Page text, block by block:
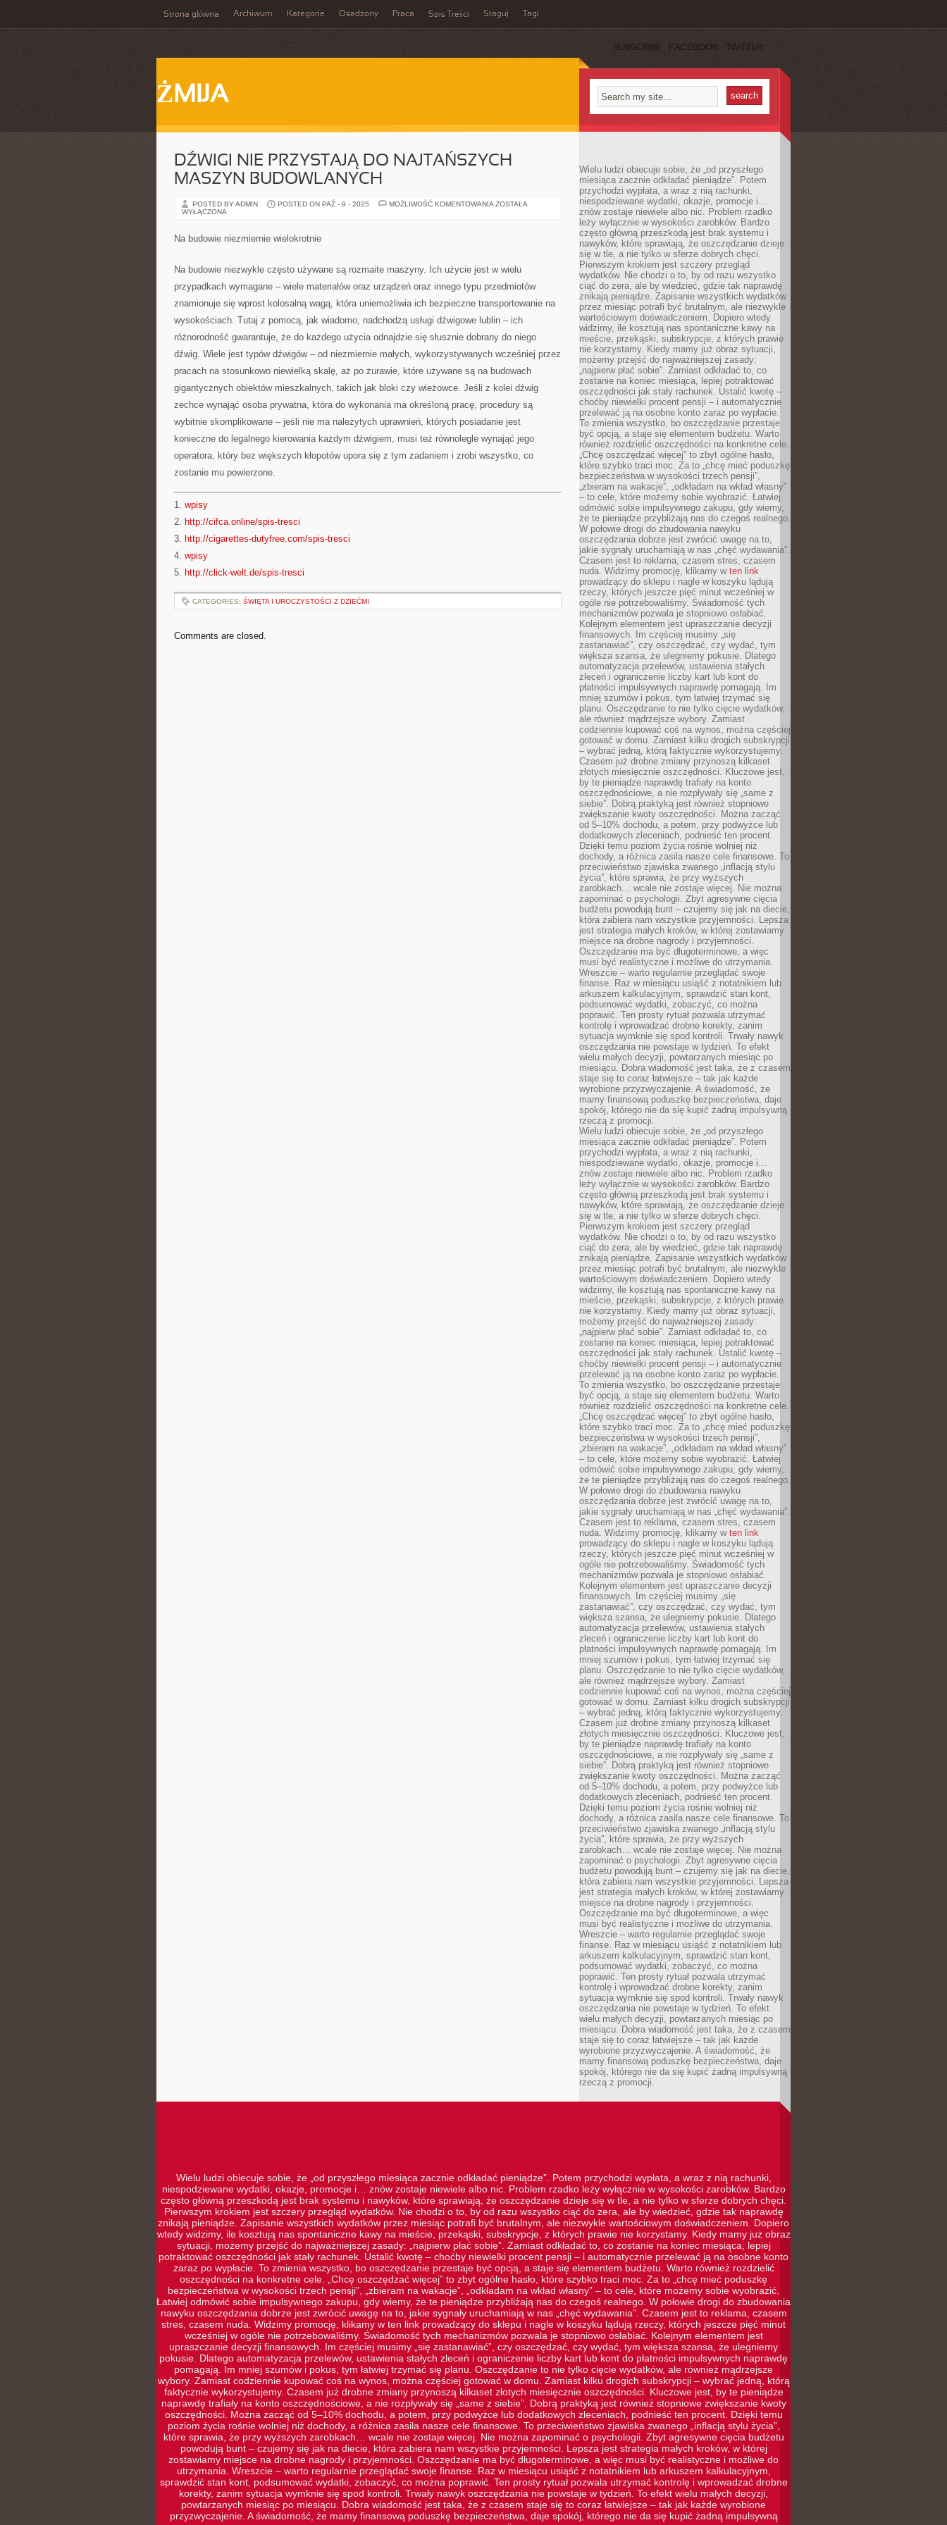
Strona główna Archiwum Kategorie Osadzony Praca Spis Treści Staguj Tagi
SUBSCRIBE FACEBOOK TWITTER
ŻMIJA
DŹWIGI NIE PRZYSTAJĄ DO NAJTAŃSZYCH
MASZYN BUDOWLANYCH
POSTED BY ADMIN POSTED ON PAŹ - 9 - 2025 MOŻLIWOŚĆ KOMENTOWANIA DŹWIGI
ZOSTAŁA
WYŁĄCZONA
Na budowie niezmiernie wielokrotnie
Na budowie niezwykle często używane są rozmaite maszyny. Ich użycie jest w wielu
przypadkach wymagane – wiele materiałów oraz urządzeń oraz innego typu przedmiotów
znamionuje się wprost kolosalną wagą, która uniemożliwia ich bezpieczne transportowanie na
wysokościach. Tutaj z pomocą, jak wiadomo, nadchodzą usługi dźwigowe lublin – ich
różnorodność gwarantuje, że do każdego użycia odnajdzie się słusznie dobrany do niego
dźwig. Wiele jest typów dźwigów – od niezmiernie małych, wykorzystywanych wcześniej przez
pracach na stosunkowo niewielką skalę, aż po żurawie, które używane są na budowach
gigantycznych obiektów mieszkalnych, takich jak bloki czy wieżowce. Jeśli z kolei dźwig
zechce wynająć osoba prywatna, która do wykonania ma określoną pracę, procedury są
wybitnie skomplikowane – jeśli nie ma należytych uprawnień, których posiadanie jest
konieczne do legalnego kierowania każdym dźwigiem, musi też równolegle wynająć jego
operatora, który bez większych kłopotów upora się z tym zadaniem i zrobi wszystko, co
zostanie mu powierzone.
1. wpisy
2. http://cifca.online/spis-tresci
3. http://cigarettes-dutyfree.com/spis-tresci
4. wpisy
5. http://click-welt.de/spis-tresci
CATEGORIES: ŚWIĘTA I UROCZYSTOŚCI Z DZIEĆMI
Comments are closed.
Wielu ludzi obiecuje sobie, że „od przyszłego
miesiąca zacznie odkładać pieniądze”. Potem
przychodzi wypłata, a wraz z nią rachunki,
niespodziewane wydatki, okazje, promocje i…
znów zostaje niewiele albo nic. Problem rzadko
leży wyłącznie w wysokości zarobków. Bardzo
często główną przeszkodą jest brak systemu i
nawyków, które sprawiają, że oszczędzanie dzieje
się w tle, a nie tylko w sferze dobrych chęci.
Pierwszym krokiem jest szczery przegląd
wydatków. Nie chodzi o to, by od razu wszystko
ciąć do zera, ale by wiedzieć, gdzie tak naprawdę
znikają pieniądze. Zapisanie wszystkich wydatków
przez miesiąc potrafi być brutalnym, ale niezwykle
wartościowym doświadczeniem. Dopiero wtedy
widzimy, ile kosztują nas spontaniczne kawy na
mieście, przekąski, subskrypcje, z których prawie
nie korzystamy. Kiedy mamy już obraz sytuacji,
możemy przejść do najważniejszej zasady:
„najpierw płać sobie”. Zamiast odkładać to, co
zostanie na koniec miesiąca, lepiej potraktować
oszczędności jak stały rachunek. Ustalić kwotę –
choćby niewielki procent pensji – i automatycznie
przelewać ją na osobne konto zaraz po wypłacie.
To zmienia wszystko, bo oszczędzanie przestaje
być opcją, a staje się elementem budżetu. Warto
również rozdzielić oszczędności na konkretne cele.
„Chcę oszczędzać więcej” to zbyt ogólne hasło,
które szybko traci moc. Za to „chcę mieć poduszkę
bezpieczeństwa w wysokości trzech pensji”,
„zbieram na wakacje”, „odkładam na wkład własny”
– to cele, które możemy sobie wyobrazić. Łatwiej
odmówić sobie impulsywnego zakupu, gdy wiemy,
że te pieniądze przybliżają nas do czegoś realnego.
W połowie drogi do zbudowania nawyku
oszczędzania dobrze jest zwrócić uwagę na to,
jakie sygnały uruchamiają w nas „chęć wydawania”.
Czasem jest to reklama, czasem stres, czasem
nuda. Widzimy promocję, klikamy w ten link
prowadzący do sklepu i nagle w koszyku lądują
rzeczy, których jeszcze pięć minut wcześniej w
ogóle nie potrzebowaliśmy. Świadomość tych
mechanizmów pozwala je stopniowo osłabiać.
Kolejnym elementem jest upraszczanie decyzji
finansowych. Im częściej musimy „się
zastanawiać”, czy oszczędzać, czy wydać, tym
większa szansa, że ulegniemy pokusie. Dlatego
automatyzacja przelewów, ustawienia stałych
zleceń i ograniczenie liczby kart lub kont do
płatności impulsywnych naprawdę pomagają. Im
mniej szumów i pokus, tym łatwiej trzymać się
planu. Oszczędzanie to nie tylko cięcie wydatków,
ale również mądrzejsze wybory. Zamiast
codziennie kupować coś na wynos, można częściej
gotować w domu. Zamiast kilku drogich subskrypcji
– wybrać jedną, którą faktycznie wykorzystujemy.
Czasem już drobne zmiany przynoszą kilkaset
złotych miesięcznie oszczędności. Kluczowe jest,
by te pieniądze naprawdę trafiały na konto
oszczędnościowe, a nie rozpływały się „same z
siebie”. Dobrą praktyką jest również stopniowe
zwiększanie kwoty oszczędności. Można zacząć
od 5–10% dochodu, a potem, przy podwyżce lub
dodatkowych zleceniach, podnieść ten procent.
Dzięki temu poziom życia rośnie wolniej niż
dochody, a różnica zasila nasze cele finansowe. To
przeciwieństwo zjawiska zwanego „inflacją stylu
życia”, które sprawia, że przy wyższych
zarobkach… wcale nie zostaje więcej. Nie można
zapominać o psychologii. Zbyt agresywne cięcia
budżetu powodują bunt – czujemy się jak na diecie,
która zabiera nam wszystkie przyjemności. Lepsza
jest strategia małych kroków, w której zostawiamy
miejsce na drobne nagrody i przyjemności.
Oszczędzanie ma być długoterminowe, a więc
musi być realistyczne i możliwe do utrzymania.
Wreszcie – warto regularnie przeglądać swoje
finanse. Raz w miesiącu usiąść z notatnikiem lub
arkuszem kalkulacyjnym, sprawdzić stan kont,
podsumować wydatki, zobaczyć, co można
poprawić. Ten prosty rytuał pozwala utrzymać
kontrolę i wprowadzać drobne korekty, zanim
sytuacja wymknie się spod kontroli. Trwały nawyk
oszczędzania nie powstaje w tydzień. To efekt
wielu małych decyzji, powtarzanych miesiąc po
miesiącu. Dobra wiadomość jest taka, że z czasem
staje się to coraz łatwiejsze – tak jak każde
wyrobione przyzwyczajenie. A świadomość, że
mamy finansową poduszkę bezpieczeństwa, daje
spokój, którego nie da się kupić żadną impulsywną
rzeczą z promocji.
Wielu ludzi obiecuje sobie, że „od przyszłego
miesiąca zacznie odkładać pieniądze”. Potem
przychodzi wypłata, a wraz z nią rachunki,
niespodziewane wydatki, okazje, promocje i…
znów zostaje niewiele albo nic. Problem rzadko
leży wyłącznie w wysokości zarobków. Bardzo
często główną przeszkodą jest brak systemu i
nawyków, które sprawiają, że oszczędzanie dzieje
się w tle, a nie tylko w sferze dobrych chęci.
Pierwszym krokiem jest szczery przegląd
wydatków. Nie chodzi o to, by od razu wszystko
ciąć do zera, ale by wiedzieć, gdzie tak naprawdę
znikają pieniądze. Zapisanie wszystkich wydatków
przez miesiąc potrafi być brutalnym, ale niezwykle
wartościowym doświadczeniem. Dopiero wtedy
widzimy, ile kosztują nas spontaniczne kawy na
mieście, przekąski, subskrypcje, z których prawie
nie korzystamy. Kiedy mamy już obraz sytuacji,
możemy przejść do najważniejszej zasady:
„najpierw płać sobie”. Zamiast odkładać to, co
zostanie na koniec miesiąca, lepiej potraktować
oszczędności jak stały rachunek. Ustalić kwotę –
choćby niewielki procent pensji – i automatycznie
przelewać ją na osobne konto zaraz po wypłacie.
To zmienia wszystko, bo oszczędzanie przestaje
być opcją, a staje się elementem budżetu. Warto
również rozdzielić oszczędności na konkretne cele.
„Chcę oszczędzać więcej” to zbyt ogólne hasło,
które szybko traci moc. Za to „chcę mieć poduszkę
bezpieczeństwa w wysokości trzech pensji”,
„zbieram na wakacje”, „odkładam na wkład własny”
– to cele, które możemy sobie wyobrazić. Łatwiej
odmówić sobie impulsywnego zakupu, gdy wiemy,
że te pieniądze przybliżają nas do czegoś realnego.
W połowie drogi do zbudowania nawyku
oszczędzania dobrze jest zwrócić uwagę na to,
jakie sygnały uruchamiają w nas „chęć wydawania”.
Czasem jest to reklama, czasem stres, czasem
nuda. Widzimy promocję, klikamy w ten link
prowadzący do sklepu i nagle w koszyku lądują
rzeczy, których jeszcze pięć minut wcześniej w
ogóle nie potrzebowaliśmy. Świadomość tych
mechanizmów pozwala je stopniowo osłabiać.
Kolejnym elementem jest upraszczanie decyzji
finansowych. Im częściej musimy „się
zastanawiać”, czy oszczędzać, czy wydać, tym
większa szansa, że ulegniemy pokusie. Dlatego
automatyzacja przelewów, ustawienia stałych
zleceń i ograniczenie liczby kart lub kont do
płatności impulsywnych naprawdę pomagają. Im
mniej szumów i pokus, tym łatwiej trzymać się
planu. Oszczędzanie to nie tylko cięcie wydatków,
ale również mądrzejsze wybory. Zamiast
codziennie kupować coś na wynos, można częściej
gotować w domu. Zamiast kilku drogich subskrypcji
– wybrać jedną, którą faktycznie wykorzystujemy.
Czasem już drobne zmiany przynoszą kilkaset
złotych miesięcznie oszczędności. Kluczowe jest,
by te pieniądze naprawdę trafiały na konto
oszczędnościowe, a nie rozpływały się „same z
siebie”. Dobrą praktyką jest również stopniowe
zwiększanie kwoty oszczędności. Można zacząć
od 5–10% dochodu, a potem, przy podwyżce lub
dodatkowych zleceniach, podnieść ten procent.
Dzięki temu poziom życia rośnie wolniej niż
dochody, a różnica zasila nasze cele finansowe. To
przeciwieństwo zjawiska zwanego „inflacją stylu
życia”, które sprawia, że przy wyższych
zarobkach… wcale nie zostaje więcej. Nie można
zapominać o psychologii. Zbyt agresywne cięcia
budżetu powodują bunt – czujemy się jak na diecie,
która zabiera nam wszystkie przyjemności. Lepsza
jest strategia małych kroków, w której zostawiamy
miejsce na drobne nagrody i przyjemności.
Oszczędzanie ma być długoterminowe, a więc
musi być realistyczne i możliwe do utrzymania.
Wreszcie – warto regularnie przeglądać swoje
finanse. Raz w miesiącu usiąść z notatnikiem lub
arkuszem kalkulacyjnym, sprawdzić stan kont,
podsumować wydatki, zobaczyć, co można
poprawić. Ten prosty rytuał pozwala utrzymać
kontrolę i wprowadzać drobne korekty, zanim
sytuacja wymknie się spod kontroli. Trwały nawyk
oszczędzania nie powstaje w tydzień. To efekt
wielu małych decyzji, powtarzanych miesiąc po
miesiącu. Dobra wiadomość jest taka, że z czasem
staje się to coraz łatwiejsze – tak jak każde
wyrobione przyzwyczajenie. A świadomość, że
mamy finansową poduszkę bezpieczeństwa, daje
spokój, którego nie da się kupić żadną impulsywną
rzeczą z promocji.
Wielu ludzi obiecuje sobie, że „od przyszłego miesiąca zacznie odkładać pieniądze”. Potem przychodzi wypłata, a wraz z nią rachunki,
niespodziewane wydatki, okazje, promocje i… znów zostaje niewiele albo nic. Problem rzadko leży wyłącznie w wysokości zarobków. Bardzo
często główną przeszkodą jest brak systemu i nawyków, które sprawiają, że oszczędzanie dzieje się w tle, a nie tylko w sferze dobrych chęci.
Pierwszym krokiem jest szczery przegląd wydatków. Nie chodzi o to, by od razu wszystko ciąć do zera, ale by wiedzieć, gdzie tak naprawdę
znikają pieniądze. Zapisanie wszystkich wydatków przez miesiąc potrafi być brutalnym, ale niezwykle wartościowym doświadczeniem. Dopiero
wtedy widzimy, ile kosztują nas spontaniczne kawy na mieście, przekąski, subskrypcje, z których prawie nie korzystamy. Kiedy mamy już obraz
sytuacji, możemy przejść do najważniejszej zasady: „najpierw płać sobie”. Zamiast odkładać to, co zostanie na koniec miesiąca, lepiej
potraktować oszczędności jak stały rachunek. Ustalić kwotę – choćby niewielki procent pensji – i automatycznie przelewać ją na osobne konto
zaraz po wypłacie. To zmienia wszystko, bo oszczędzanie przestaje być opcją, a staje się elementem budżetu. Warto również rozdzielić
oszczędności na konkretne cele. „Chcę oszczędzać więcej” to zbyt ogólne hasło, które szybko traci moc. Za to „chcę mieć poduszkę
bezpieczeństwa w wysokości trzech pensji”, „zbieram na wakacje”, „odkładam na wkład własny” – to cele, które możemy sobie wyobrazić.
Łatwiej odmówić sobie impulsywnego zakupu, gdy wiemy, że te pieniądze przybliżają nas do czegoś realnego. W połowie drogi do zbudowania
nawyku oszczędzania dobrze jest zwrócić uwagę na to, jakie sygnały uruchamiają w nas „chęć wydawania”. Czasem jest to reklama, czasem
stres, czasem nuda. Widzimy promocję, klikamy w ten link prowadzący do sklepu i nagle w koszyku lądują rzeczy, których jeszcze pięć minut
wcześniej w ogóle nie potrzebowaliśmy. Świadomość tych mechanizmów pozwala je stopniowo osłabiać. Kolejnym elementem jest
upraszczanie decyzji finansowych. Im częściej musimy „się zastanawiać”, czy oszczędzać, czy wydać, tym większa szansa, że ulegniemy
pokusie. Dlatego automatyzacja przelewów, ustawienia stałych zleceń i ograniczenie liczby kart lub kont do płatności impulsywnych naprawdę
pomagają. Im mniej szumów i pokus, tym łatwiej trzymać się planu. Oszczędzanie to nie tylko cięcie wydatków, ale również mądrzejsze
wybory. Zamiast codziennie kupować coś na wynos, można częściej gotować w domu. Zamiast kilku drogich subskrypcji – wybrać jedną, którą
faktycznie wykorzystujemy. Czasem już drobne zmiany przynoszą kilkaset złotych miesięcznie oszczędności. Kluczowe jest, by te pieniądze
naprawdę trafiały na konto oszczędnościowe, a nie rozpływały się „same z siebie”. Dobrą praktyką jest również stopniowe zwiększanie kwoty
oszczędności. Można zacząć od 5–10% dochodu, a potem, przy podwyżce lub dodatkowych zleceniach, podnieść ten procent. Dzięki temu
poziom życia rośnie wolniej niż dochody, a różnica zasila nasze cele finansowe. To przeciwieństwo zjawiska zwanego „inflacją stylu życia”,
które sprawia, że przy wyższych zarobkach… wcale nie zostaje więcej. Nie można zapominać o psychologii. Zbyt agresywne cięcia budżetu
powodują bunt – czujemy się jak na diecie, która zabiera nam wszystkie przyjemności. Lepsza jest strategia małych kroków, w której
zostawiamy miejsce na drobne nagrody i przyjemności. Oszczędzanie ma być długoterminowe, a więc musi być realistyczne i możliwe do
utrzymania. Wreszcie – warto regularnie przeglądać swoje finanse. Raz w miesiącu usiąść z notatnikiem lub arkuszem kalkulacyjnym,
sprawdzić stan kont, podsumować wydatki, zobaczyć, co można poprawić. Ten prosty rytuał pozwala utrzymać kontrolę i wprowadzać drobne
korekty, zanim sytuacja wymknie się spod kontroli. Trwały nawyk oszczędzania nie powstaje w tydzień. To efekt wielu małych decyzji,
powtarzanych miesiąc po miesiącu. Dobra wiadomość jest taka, że z czasem staje się to coraz łatwiejsze – tak jak każde wyrobione
przyzwyczajenie. A świadomość, że mamy finansową poduszkę bezpieczeństwa, daje spokój, którego nie da się kupić żadną impulsywną